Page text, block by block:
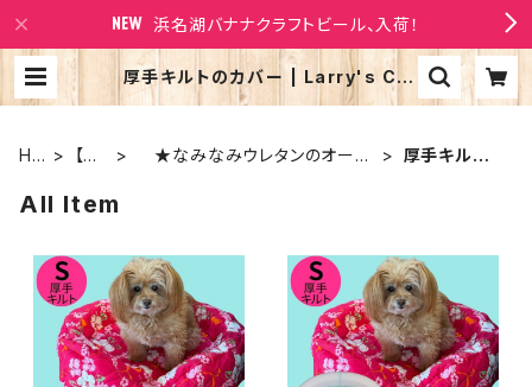
浜名湖バナナクラフトビール、入荷！
厚手キルトのカバー | Larry's Co
mpany
HO
【ベ
ド】
★なみなみウレタンのオーソ
厚手キルト
All Item